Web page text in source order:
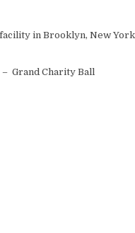
in Brooklyn, New
– Grand Charity Ball